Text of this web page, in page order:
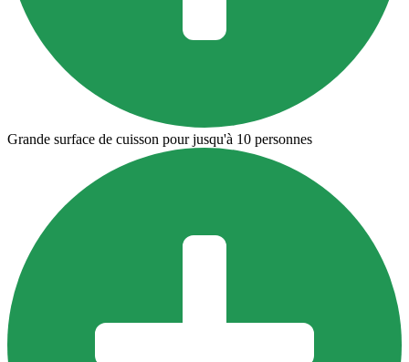
Grande surface de cuisson pour jusqu'à 10 personnes